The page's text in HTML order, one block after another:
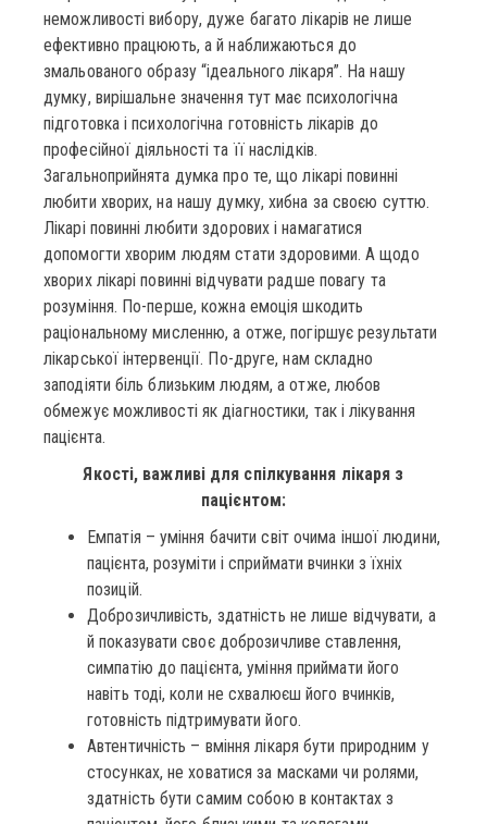
неможливості вибору, дуже багато лікарів не лише
ефективно працюють, а й наближаються до
змальованого образу “ідеального лікаря”. На нашу
думку, вирішальне значення тут має психологічна
підготовка і психологічна готовність лікарів до
професійної діяльності та її наслідків.
Загальноприйнята думка про те, що лікарі повинні
любити хворих, на нашу думку, хибна за своєю суттю.
Лікарі повинні любити здорових і намагатися
допомогти хворим людям стати здоровими. А щодо
хворих лікарі повинні відчувати радше повагу та
розуміння. По-перше, кожна емоція шкодить
раціональному мисленню, а отже, погіршує результати
лікарської інтервенції. По-друге, нам складно
заподіяти біль близьким людям, а отже, любов
обмежує можливості як діагностики, так і лікування
пацієнта.
Якості, важливі для спілкування лікаря з
пацієнтом:
Емпатія – уміння бачити світ очима іншої людини,
пацієнта, розуміти і сприймати вчинки з їхніх
позицій.
Доброзичливість, здатність не лише відчувати, а
й показувати своє доброзичливе ставлення,
симпатію до пацієнта, уміння приймати його
навіть тоді, коли не схвалюєш його вчинків,
готовність підтримувати його.
Автентичність – вміння лікаря бути природним у
стосунках, не ховатися за масками чи ролями,
здатність бути самим собою в контактах з